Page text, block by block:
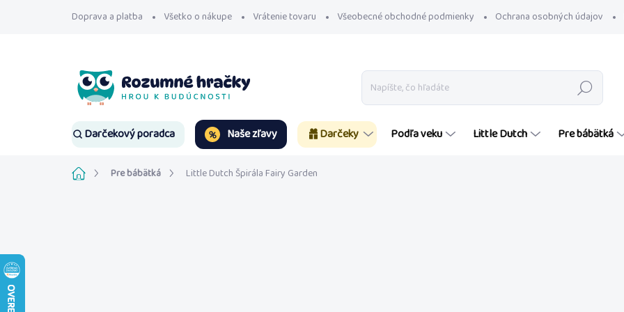
Doprava a platba Všetko o nákupe Vrátenie tovaru Všeobecné obchodné podmienky Ochrana osobných údajov
Hľadať
Darčekový poradca Naše zľavy Darčeky Podľa veku Little Dutch Pre bábätká
DomovPre bábätká Little Dutch Špirála Fairy Garden